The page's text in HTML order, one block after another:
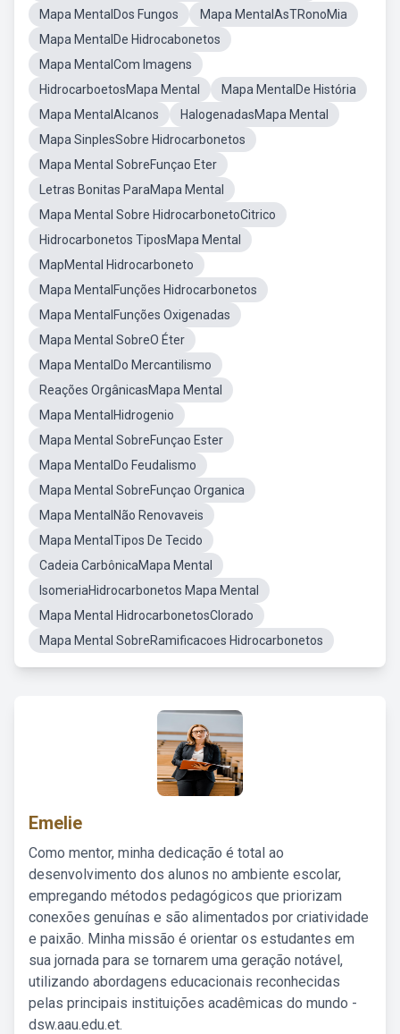
Mapa MentalDos Fungos
Mapa MentalAsTRonoMia
Mapa MentalDe Hidrocabonetos
Mapa MentalCom Imagens
HidrocarboetosMapa Mental
Mapa MentalDe História
Mapa MentalAlcanos
HalogenadasMapa Mental
Mapa SinplesSobre Hidrocarbonetos
Mapa Mental SobreFunçao Eter
Letras Bonitas ParaMapa Mental
Mapa Mental Sobre HidrocarbonetoCitrico
Hidrocarbonetos TiposMapa Mental
MapMental Hidrocarboneto
Mapa MentalFunções Hidrocarbonetos
Mapa MentalFunções Oxigenadas
Mapa Mental SobreO Éter
Mapa MentalDo Mercantilismo
Reações OrgânicasMapa Mental
Mapa MentalHidrogenio
Mapa Mental SobreFunçao Ester
Mapa MentalDo Feudalismo
Mapa Mental SobreFunçao Organica
Mapa MentalNão Renovaveis
Mapa MentalTipos De Tecido
Cadeia CarbônicaMapa Mental
IsomeriaHidrocarbonetos Mapa Mental
Mapa Mental HidrocarbonetosClorado
Mapa Mental SobreRamificacoes Hidrocarbonetos
Emelie
Como mentor, minha dedicação é total ao
desenvolvimento dos alunos no ambiente escolar,
empregando métodos pedagógicos que priorizam
conexões genuínas e são alimentados por criatividade
e paixão. Minha missão é orientar os estudantes em
sua jornada para se tornarem uma geração notável,
utilizando abordagens educacionais reconhecidas
pelas principais instituições acadêmicas do mundo -
dsw.aau.edu.et.